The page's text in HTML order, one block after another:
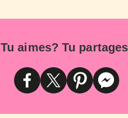
Tu aimes? Tu